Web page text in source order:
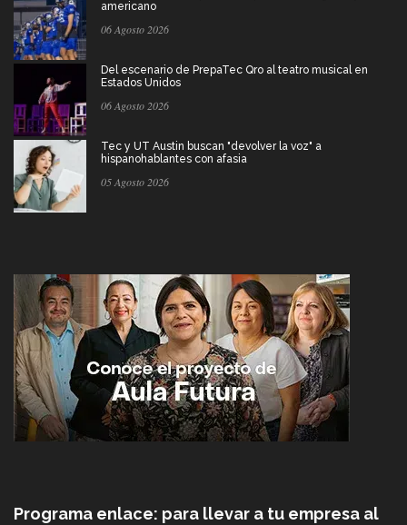
americano
06 Agosto 2026
Del escenario de PrepaTec Qro al teatro musical en
Estados Unidos
06 Agosto 2026
Tec y UT Austin buscan "devolver la voz" a
hispanohablantes con afasia
05 Agosto 2026
Programa enlace: para llevar a tu empresa al